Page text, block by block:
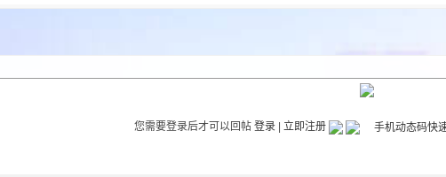
您需要登录后才可以回帖 登录| 立即注册